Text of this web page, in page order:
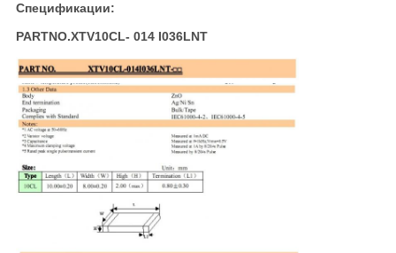
Спецификации:
PARTNO.XTV10CL- 014 I036LNT